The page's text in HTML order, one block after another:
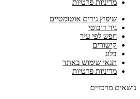
מדיניות פרטיות
שיפוץ גירים אוטומטיים
גיר רובוטי
חפש לפי עיר
קישורים
בלוג
תנאי שימוש באתר
מדיניות פרטיות
נושאים מרכזיים